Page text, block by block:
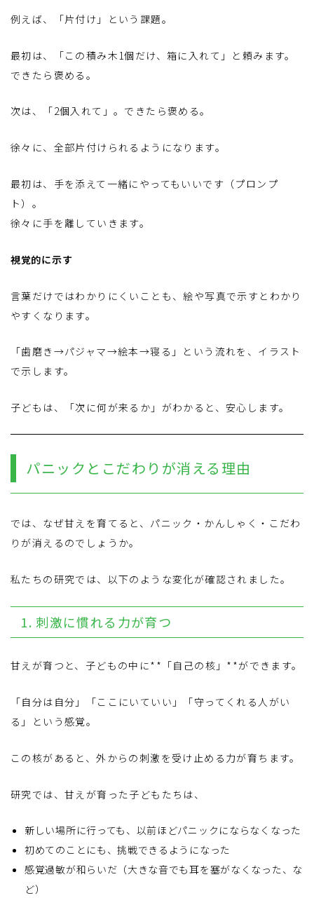
例えば、「片付け」という課題。
最初は、「この積み木1個だけ、箱に入れて」と頼みます。
できたら褒める。
次は、「2個入れて」。できたら褒める。
徐々に、全部片付けられるようになります。
最初は、手を添えて一緒にやってもいいです（プロンプ
ト）。
徐々に手を離していきます。
視覚的に示す
言葉だけではわかりにくいことも、絵や写真で示すとわかり
やすくなります。
「歯磨き→パジャマ→絵本→寝る」という流れを、イラスト
で示します。
子どもは、「次に何が来るか」がわかると、安心します。
パニックとこだわりが消える理由
では、なぜ甘えを育てると、パニック・かんしゃく・こだわ
りが消えるのでしょうか。
私たちの研究では、以下のような変化が確認されました。
1. 刺激に慣れる力が育つ
甘えが育つと、子どもの中に**「自己の核」**ができます。
「自分は自分」「ここにいていい」「守ってくれる人がい
る」という感覚。
この核があると、外からの刺激を受け止める力が育ちます。
研究では、甘えが育った子どもたちは、
新しい場所に行っても、以前ほどパニックにならなくなった
初めてのことにも、挑戦できるようになった
感覚過敏が和らいだ（大きな音でも耳を塞がなくなった、な
ど）